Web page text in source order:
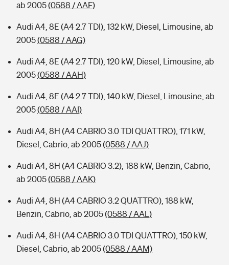
ab 2005(0588 / AAF)
Audi A4, 8E (A4 2.7 TDI), 132 kW, Diesel, Limousine, ab
2005(0588 / AAG)
Audi A4, 8E (A4 2.7 TDI), 120 kW, Diesel, Limousine, ab
2005(0588 / AAH)
Audi A4, 8E (A4 2.7 TDI), 140 kW, Diesel, Limousine, ab
2005(0588 / AAI)
Audi A4, 8H (A4 CABRIO 3.0 TDI QUATTRO), 171 kW,
Diesel, Cabrio, ab 2005(0588 / AAJ)
Audi A4, 8H (A4 CABRIO 3.2), 188 kW, Benzin, Cabrio,
ab 2005(0588 / AAK)
Audi A4, 8H (A4 CABRIO 3.2 QUATTRO), 188 kW,
Benzin, Cabrio, ab 2005(0588 / AAL)
Audi A4, 8H (A4 CABRIO 3.0 TDI QUATTRO), 150 kW,
Diesel, Cabrio, ab 2005(0588 / AAM)